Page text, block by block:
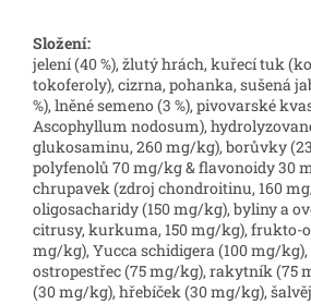
Složení:
jelení (40 %), žlutý hrách, kuřecí tuk
tokoferoly), cizrna, pohanka, sušená
%), lněné semeno (3 %), pivovarské
Ascophyllum nodosum),
glukosaminu, 260 mg/kg), borůvky
polyfenolů 70 mg/kg & flavonoidy 30
chrupavek (zdroj chondroitinu, 160
oligosacharidy (150 mg/kg), byliny a
citrusy, kurkuma, 150 mg/kg), frukto-
mg/kg), Yucca schidigera (100 mg/
ostropestřec (75 mg/kg), rakytník (75
(30 mg/kg), hřebíček (30 mg/kg),